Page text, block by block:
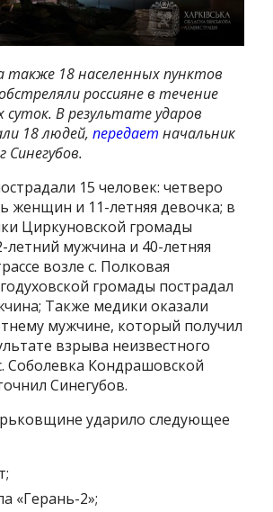
также 18 населенных пунктов
россияне в течение
суток. В результате ударов
18 людей,передает начальник
Синегубов.
15 человек: четверо
женщин и 11-летняя девочка; в
Циркуновской громады
летний мужчина и 40-летняя
возле с. Полковая
громады пострадал
Также медики оказали
мужчине, который получил
взрыва неизвестного
Соболевка Кондрашовской
Синегубов.
ударило следующее
«Герань-2»;